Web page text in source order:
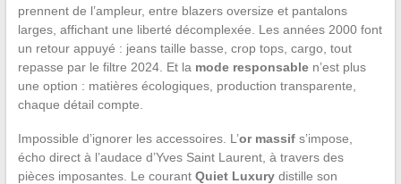
prennent de l’ampleur, entre blazers oversize et pantalons
larges, affichant une liberté décomplexée. Les années 2000 font
un retour appuyé : jeans taille basse, crop tops, cargo, tout
repasse par le filtre 2024. Et la mode responsablen’est plus
une option : matières écologiques, production transparente,
chaque détail compte.
Impossible d’ignorer les accessoires. L’or massifs’impose,
écho direct à l’audace d’Yves Saint Laurent, à travers des
pièces imposantes. Le courant Quiet Luxurydistille son